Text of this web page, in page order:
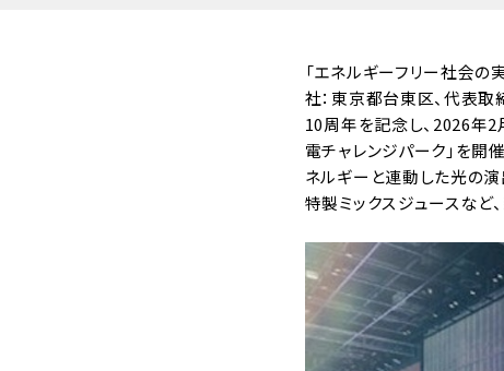
「エネルギーフリー社会
社：東京都台東区、代表取
10周年を記念し、2026年2
電チャレンジパーク」を開
ネルギーと連動した光の演
特製ミックスジュースなど